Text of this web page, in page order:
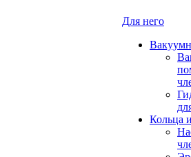
Для него
Кольца